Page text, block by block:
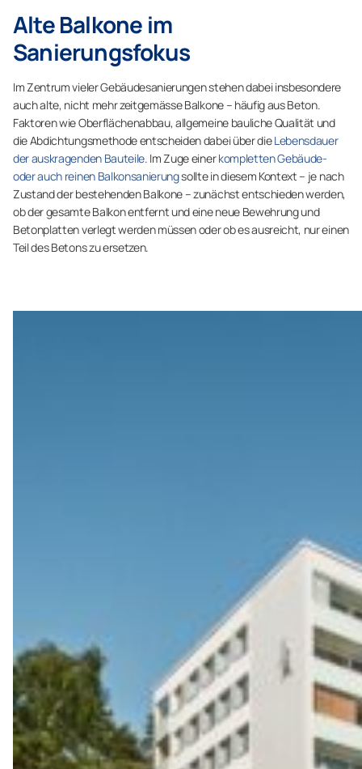
Alte Balkone im
Sanierungsfokus
Im Zentrum vieler Gebäudesanierungen stehen dabei insbesondere
auch alte, nicht mehr zeitgemässe Balkone – häufig aus Beton.
Faktoren wie Oberflächenabbau, allgemeine bauliche Qualität und
die Abdichtungsmethode entscheiden dabei über dieLebensdauer
der auskragenden Bauteile. Im Zuge einerkompletten Gebäude-
oder auch reinen Balkonsanierungsollte in diesem Kontext – je nach
Zustand der bestehenden Balkone – zunächst entschieden werden,
ob der gesamte Balkon entfernt und eine neue Bewehrung und
Betonplatten verlegt werden müssen oder ob es ausreicht, nur einen
Teil des Betons zu ersetzen.